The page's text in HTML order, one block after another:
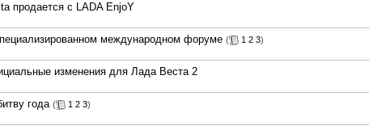
продается с LADA EnjoY
международном форуме ( 1 2 3)
изменения для Лада Веста 2
года ( 1 2 3)